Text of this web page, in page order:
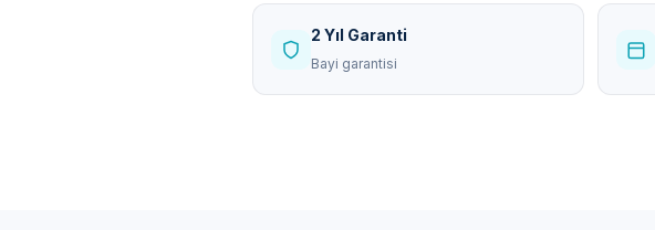
2 Yıl Garanti
Bayi garantisi